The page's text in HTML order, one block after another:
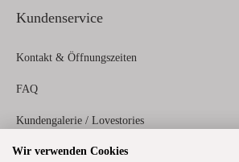
Kundenservice
Kontakt & Öffnungszeiten
FAQ
Kundengalerie / Lovestories
Zahlungs- und Versandinformationen
Wir verwenden Cookies